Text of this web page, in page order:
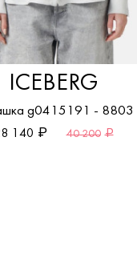
ICEBERG
g0415191 - 8803
140
40 200